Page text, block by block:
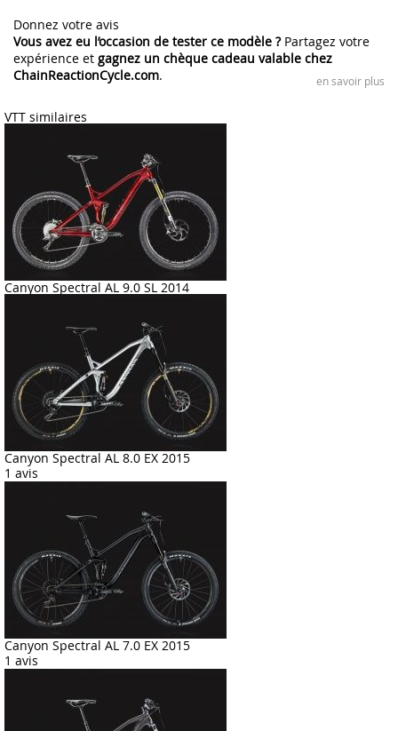
Donnez votre avis
Vous avez eu l’occasion de tester ce modèle ?Partagez votre
expérience et gagnez un chèque cadeau valable chez
ChainReactionCycle.com. en savoir plus
VTT similaires
Canyon Spectral AL 9.0 SL 2014
Canyon Spectral AL 8.0 EX 2015
1 avis
Canyon Spectral AL 7.0 EX 2015
1 avis